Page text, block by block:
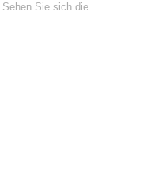
Sehen Sie sich die